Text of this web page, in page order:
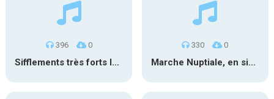
396 0
Sifflements très forts longs
330 0
Marche Nuptiale, en sifflant 1